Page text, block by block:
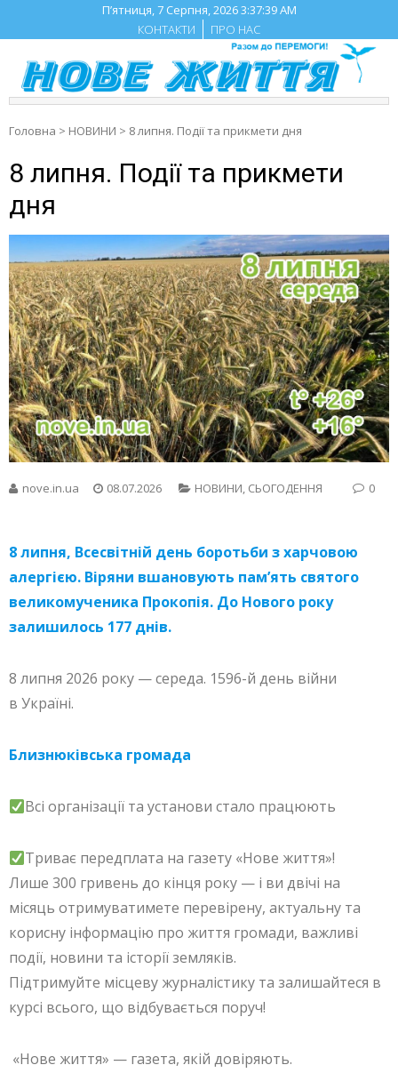
content
П’ятниця, 7 Серпня, 20263:37:40 AM
КОНТАКТИ
ПРО НАС
Головна > НОВИНИ > 8 липня. Події та прикмети дня
8 липня. Події та прикмети
дня
nove.in.ua 08.07.2026 НОВИНИ, СЬОГОДЕННЯ 0
8 липня, Всесвітній день боротьби з харчовою
алергією. Віряни вшановують пам’ять святого
великомученика Прокопія. До Нового року
залишилось 177 днів.
8 липня 2026 року — середа. 1596-й день війни
в Україні.
Близнюківська громада
Всі організації та установи стало працюють
Триває передплата на газету «Нове життя»!
Лише 300 гривень до кінця року — і ви двічі на
місяць отримуватимете перевірену, актуальну та
корисну інформацію про життя громади, важливі
події, новини та історії земляків.
Підтримуйте місцеву журналістику та залишайтеся в
курсі всього, що відбувається поруч!
«Нове життя» — газета, якій довіряють.